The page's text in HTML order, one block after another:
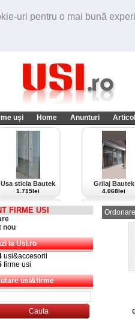
uri pentru o mai bună
uși Home Anunturi
Usa sticla Bautek
1.715lei
Grilaj Bautek
4.068lei
FIRME USI
nou
la Usi.ro
usi&accesorii
firme usi
usi&firme